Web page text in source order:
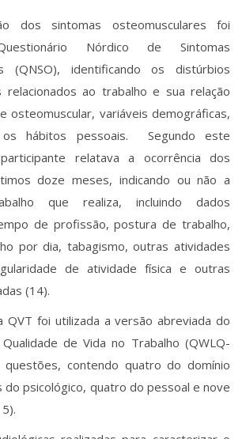
dos sintomas osteomusculares foi
Nórdico de Sintomas
(QNSO), identificando os distúrbios
relacionados ao trabalho e sua relação
osteomuscular, variáveis demográficas,
os hábitos pessoais. Segundo este
relatava a ocorrência dos
doze meses, indicando ou não a
que realiza, incluindo dados
de profissão, postura de trabalho,
por dia, tabagismo, outras atividades
de atividade física e outras
(14).
QVT foi utilizada a versão abreviada do
de Vida no Trabalho (QWLQ-
contendo quatro do domínio
psicológico, quatro do pessoal e nove